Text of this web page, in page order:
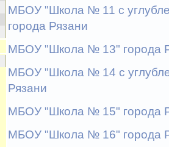
МБОУ "Школа № 11 с
города Рязани
МБОУ "Школа № 13" города
МБОУ "Школа № 14 с
Рязани
МБОУ "Школа № 15" города
МБОУ "Школа № 16" города